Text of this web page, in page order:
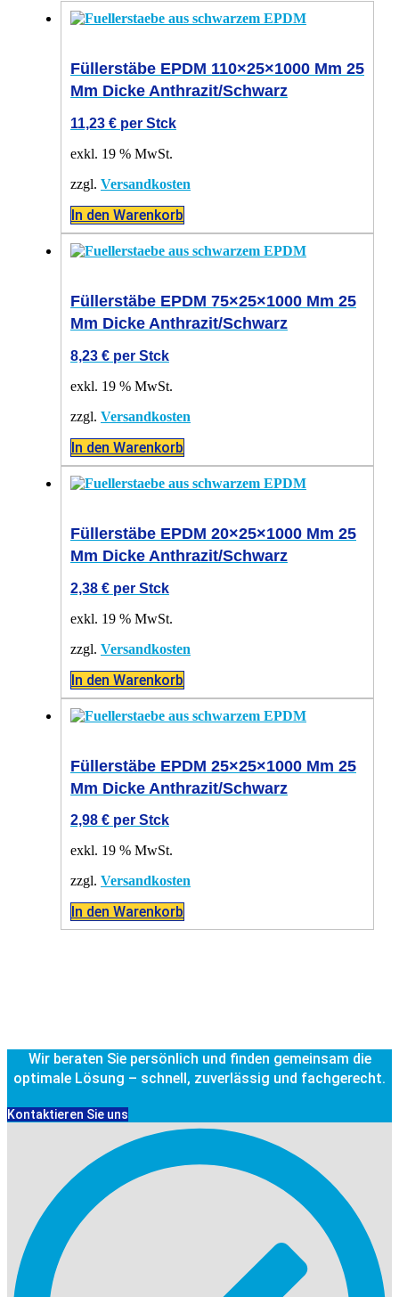
Füllerstäbe EPDM 110×25×1000 Mm 25
Mm Dicke Anthrazit/schwarz
11,23 € per Stck
exkl. 19 % MwSt.
zzgl. Versandkosten
In den Warenkorb
Füllerstäbe EPDM 75×25×1000 Mm 25
Mm Dicke Anthrazit/schwarz
8,23 € per Stck
exkl. 19 % MwSt.
zzgl. Versandkosten
In den Warenkorb
Füllerstäbe EPDM 20×25×1000 Mm 25
Mm Dicke Anthrazit/schwarz
2,38 € per Stck
exkl. 19 % MwSt.
zzgl. Versandkosten
In den Warenkorb
Füllerstäbe EPDM 25×25×1000 Mm 25
Mm Dicke Anthrazit/schwarz
2,98 € per Stck
exkl. 19 % MwSt.
zzgl. Versandkosten
In den Warenkorb
Wir beraten Sie persönlich und finden gemeinsam die
optimale Lösung – schnell, zuverlässig und fachgerecht.
Kontaktieren Sie uns